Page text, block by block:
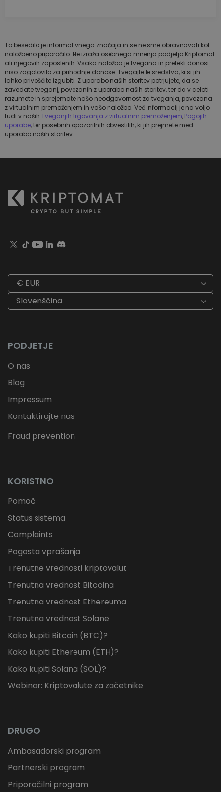
To besedilo je informativnega značaja in se ne sme obravnavati kot
naložbeno priporočilo. Ne izraža osebnega mnenja podjetja Kriptomat
ali njegovih zaposlenih. Vsaka naložba je tvegana in pretekli donosi
niso zagotovilo za prihodnje donose. Tvegajte le sredstva, ki si jih
lahko privoščite izgubiti. Z uporabo naših storitev potrjujete, da se
zavedate tveganj, povezanih z uporabo naših storitev, ter da v celoti
razumete in sprejemate našo neodgovornost za tveganja, povezana
z virtualnim premoženjem in vašo naložbo. Več informacij je na voljo
tudi v naših Tveganjih trgovanja z virtualnim premoženjem, Pogojih
uporabe, ter posebnih opozorilnih obvestilih, ki jih prejmete med
uporabo naših storitev.
€ EUR
Slovenščina
PODJETJE
O nas
Blog
Impressum
Kontaktirajte nas
Fraud prevention
KORISTNO
Pomoč
Status sistema
Complaints
Pogosta vprašanja
Trenutne vrednosti kriptovalut
Trenutna vrednost Bitcoina
Trenutna vrednost Ethereuma
Trenutna vrednost Solane
Kako kupiti Bitcoin (BTC)?
Kako kupiti Ethereum (ETH)?
Kako kupiti Solana (SOL)?
Webinar: Kriptovalute za začetnike
DRUGO
Ambasadorski program
Partnerski program
Priporočilni program